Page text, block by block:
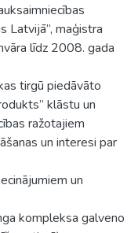
Latvijā”, maģistra
līdz 2008. gada
tirgū piedāvāto
klāstu un
ražotajiem
un interesi par
un
kompleksa galveno